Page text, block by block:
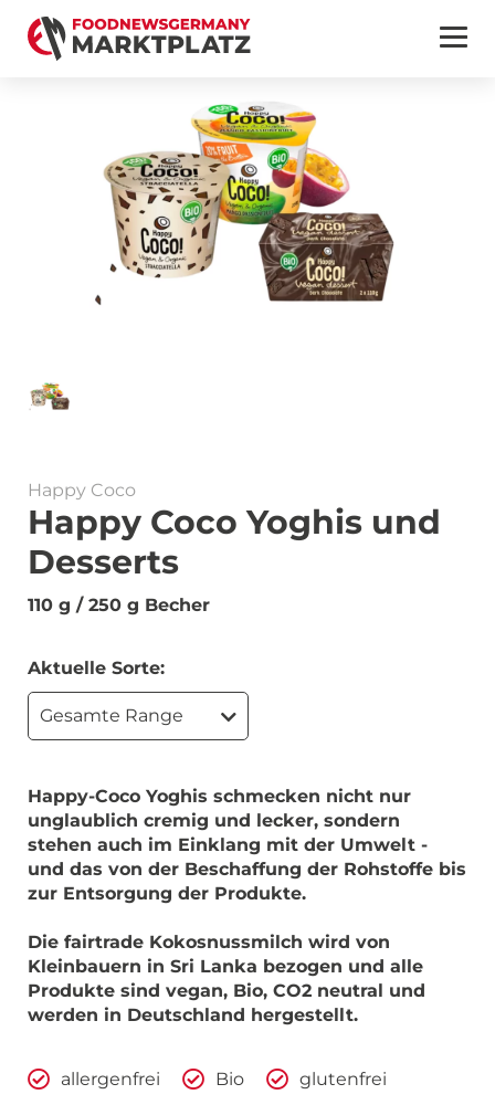
Happy Coco
Happy Coco Yoghis und
Desserts
110 g / 250 g Becher
Aktuelle Sorte:
Gesamte Range
Happy-Coco Yoghis schmecken nicht nur
unglaublich cremig und lecker, sondern
stehen auch im Einklang mit der Umwelt -
und das von der Beschaffung der Rohstoffe bis
zur Entsorgung der Produkte.
Die fairtrade Kokosnussmilch wird von
Kleinbauern in Sri Lanka bezogen und alle
Produkte sind vegan, Bio, CO2 neutral und
werden in Deutschland hergestellt.
allergenfrei Bio
glutenfrei